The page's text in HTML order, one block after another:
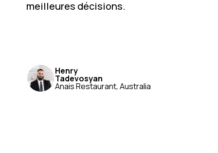
meilleures décisions.
Henry
Tadevosyan
Anais Restaurant, Australia